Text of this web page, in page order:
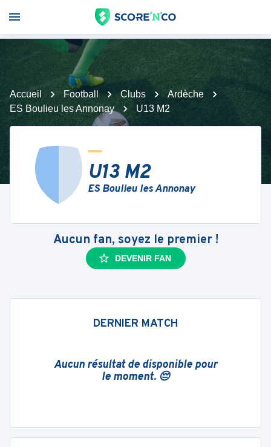
Accueil Football Clubs
Ardèche
ES Boulieu les Annonay
U13 M2
U13 M2
ES Boulieu les Annonay
Aucun fan, soyez le premier !
DEVENIR FAN
DERNIER MATCH
Aucun résultat de disponible pour
le moment. 😔